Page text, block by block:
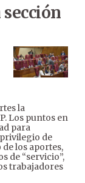
la
Los puntos en
para
de
los aportes,
de “servicio”,
trabajadores